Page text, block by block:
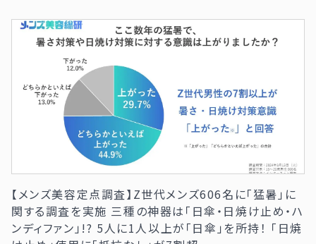
【メンズ美容定点調査】Z世代メンズ606名に「猛暑」に
関する調査を実施 三種の神器は「日傘・日焼け止め・ハ
ンディファン」!? 5人に1人以上が「日傘」を所持！ 「日焼